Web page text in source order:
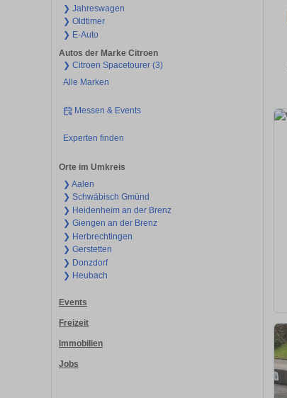
❯ Jahreswagen
❯ Oldtimer
❯ E-Auto
Autos der Marke Citroen
❯ Citroen Spacetourer (3)
Alle Marken
Messen & Events
Experten finden
Orte im Umkreis
❯ Aalen
❯ Schwäbisch Gmünd
❯ Heidenheim an der Brenz
❯ Giengen an der Brenz
❯ Herbrechtingen
❯ Gerstetten
❯ Donzdorf
❯ Heubach
Events
Freizeit
Immobilien
Jobs